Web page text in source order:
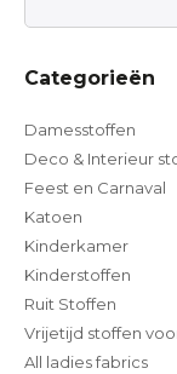
Categorieën
Damesstoffen
Deco & Interieur
Feest en Carnaval
Katoen
Kinderkamer
Kinderstoffen
Ruit Stoffen
Vrijetijd stoffen
All ladies fabrics